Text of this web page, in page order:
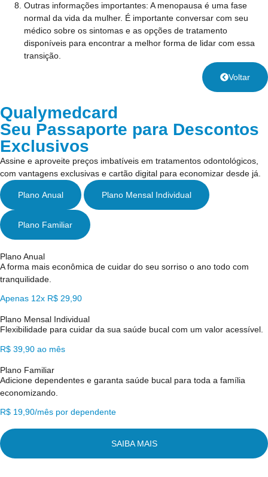
Outras informações importantes: A menopausa é uma fase
normal da vida da mulher. É importante conversar com seu
médico sobre os sintomas e as opções de tratamento
disponíveis para encontrar a melhor forma de lidar com essa
transição.
Voltar
Qualymedcard
Seu Passaporte para Descontos
Exclusivos
Assine e aproveite preços imbatíveis em tratamentos odontológicos,
com vantagens exclusivas e cartão digital para economizar desde já.
Plano Anual Plano Mensal Individual
Plano Familiar
Plano Anual
A forma mais econômica de cuidar do seu sorriso o ano todo com
tranquilidade.
Apenas 12x R$ 29,90
Plano Mensal Individual
Flexibilidade para cuidar da sua saúde bucal com um valor acessível.
R$ 39,90 ao mês
Plano Familiar
Adicione dependentes e garanta saúde bucal para toda a família
economizando.
R$ 19,90/mês por dependente
SAIBA MAIS